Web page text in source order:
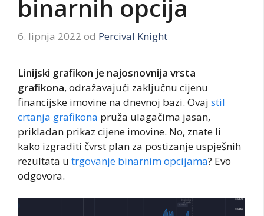
binarnih opcija
6. lipnja 2022 od Percival Knight
Linijski grafikon je najosnovnija vrsta
grafikona, odražavajući zaključnu cijenu
financijske imovine na dnevnoj bazi. Ovaj stil
crtanja grafikona pruža ulagačima jasan,
prikladan prikaz cijene imovine. No, znate li
kako izgraditi čvrst plan za postizanje uspješnih
rezultata u trgovanje binarnim opcijama? Evo
odgovora.